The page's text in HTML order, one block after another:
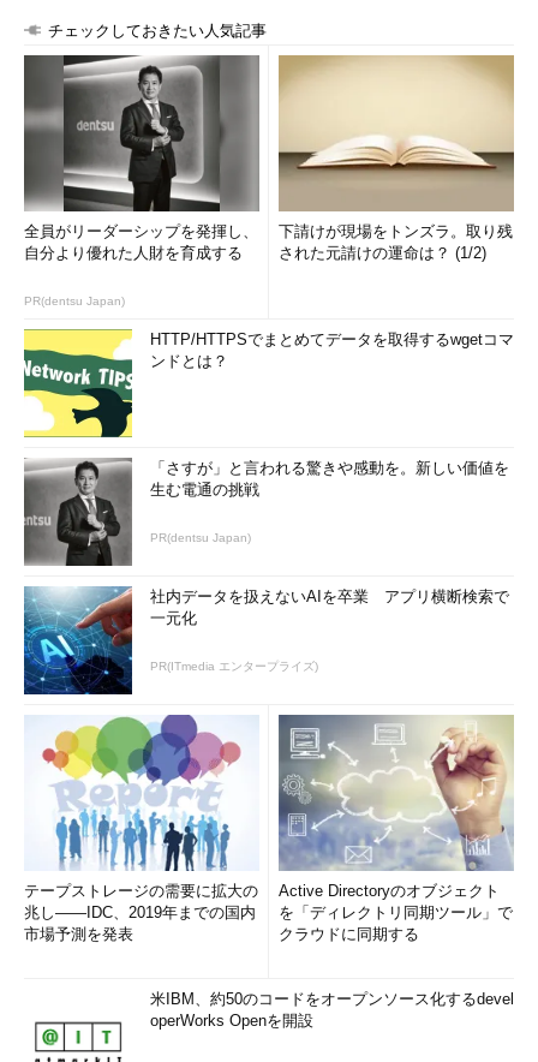
（1） リソースグループ。
（2）Application Insightsリソース名。
（3）場所（現時点では変更できない）。
Visual Studioを使用しない場合でも、Azureの新ポータル（プ
レビュー版）でもApplication Insightsの設定を行うことが可能
だ。
Azureの新ポータルでApplication Insightsを追加
左側のペーンで［NEW］タブから［Application In
sights］を選択すると、このダイアログが表示さ
れる。
（1）監視名。
（2）アプリの種類（変更不可）
（3）リソースグループ名。
（4）
必須事項の設定。
（5） テレメトリサーバーの場所（変更不
可）。
（6）ダッシュボードへのピン留めを行う。
これらの設定はVisual Studioで行う方が簡単なので、Visual
Studioを使用する新規プロジェクトではAzureポータルで設定す
チェックしておきたい人気記事
全員がリーダーシップを発揮し、
自分より優れた人財を育成する
PR(dentsu Japan)
下請けが現場をトンズラ。取り残
された元請けの運命は？ (1/2)
HTTP/HTTPSでまとめてデータを取得するwgetコマ
ンドとは？
「さすが」と言われる驚きや感動を。新しい価値を
生む電通の挑戦
PR(dentsu Japan)
社内データを扱えないAIを卒業 アプリ横断検索で
一元化
PR(ITmedia エンタープライズ)
テープストレージの需要に拡大の
兆し――IDC、2019年までの国内
市場予測を発表
Active Directoryのオブジェクト
を「ディレクトリ同期ツール」で
クラウドに同期する
米IBM、約50のコードをオープンソース化するdevel
operWorks Openを開設